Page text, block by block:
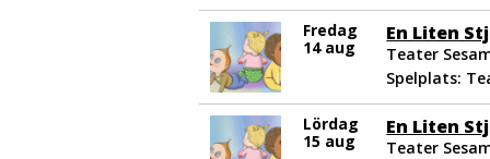
Fredag
14 aug
En Liten
Teater
Spelplats:
Lördag
15 aug
En Liten
Teater